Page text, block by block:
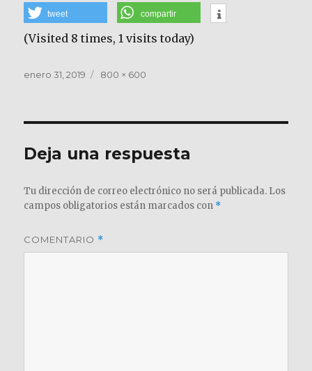
tweet compartir
(Visited 8 times, 1 visits today)
Publicado
enero 31, 2019
Tamaño
800 × 600
Deja una respuesta
Tu dirección de correo electrónico no será publicada. Los
campos obligatorios están marcados con *
COMENTARIO *